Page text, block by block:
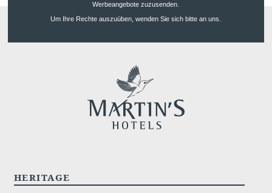
Werbeangebote zuzusenden.
Um Ihre Rechte auszuüben, wenden Sie sich bitte an uns.
HERITAGE